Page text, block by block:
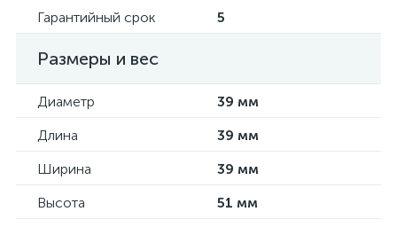
Гарантийный срок
5
Размеры и вес
Диаметр
39 мм
Длина
39 мм
Ширина
39 мм
Высота
51 мм